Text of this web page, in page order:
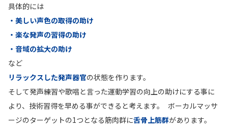
具体的には
・美しい声色の取得の助け
・楽な発声の習得の助け
・音域の拡大の助け
など
リラックスした発声器官の状態を作ります。
そして発声練習や歌唱と言った運動学習の向上の助けにする事に
より、技術習得を早める事ができると考えます。 ボーカルマッサ
ージのターゲットの1つとなる筋肉群に舌骨上筋群があります。